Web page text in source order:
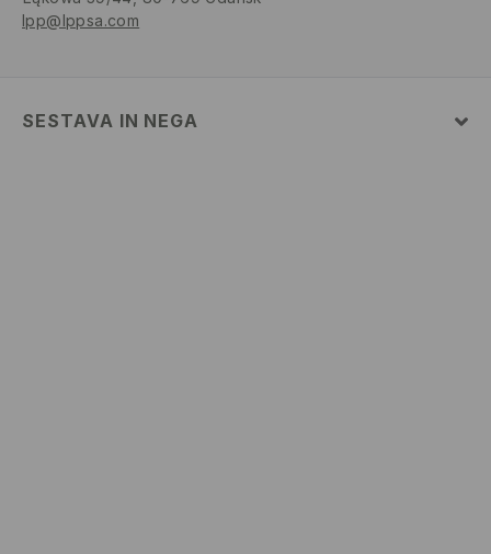
lpp@lppsa.com
SESTAVA IN NEGA